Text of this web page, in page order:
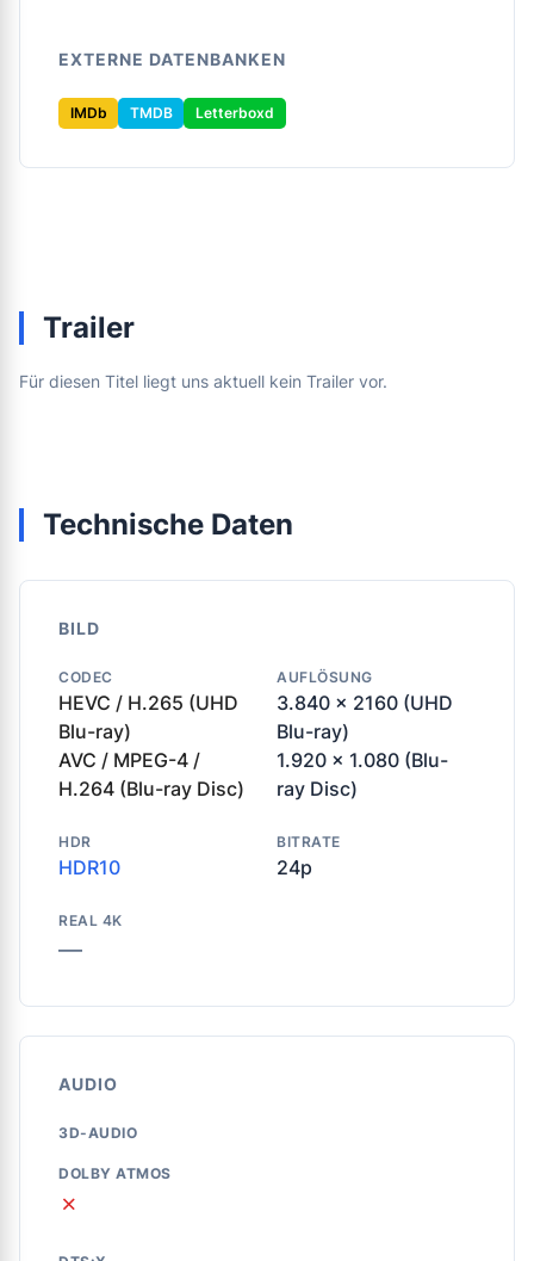
EXTERNE DATENBANKEN
IMDb TMDB Letterboxd
Trailer
Für diesen Titel liegt uns aktuell kein Trailer vor.
Technische Daten
BILD
CODEC
HEVC / H.265 (UHD
Blu-ray)
AVC / MPEG-4 /
H.264 (Blu-ray Disc)
AUFLÖSUNG
3.840 x 2160 (UHD
Blu-ray)
1.920 x 1.080 (Blu-
ray Disc)
HDR
HDR10
BITRATE
24p
REAL 4K
—
AUDIO
3D-AUDIO
DOLBY ATMOS
✗